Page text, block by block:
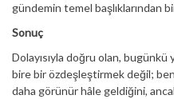
gündemin temel başlıklarından
Sonuç
Dolayısıyla doğru olan,
bire bir özdeşleştirmek değil;
daha görünür hâle geldiğini,